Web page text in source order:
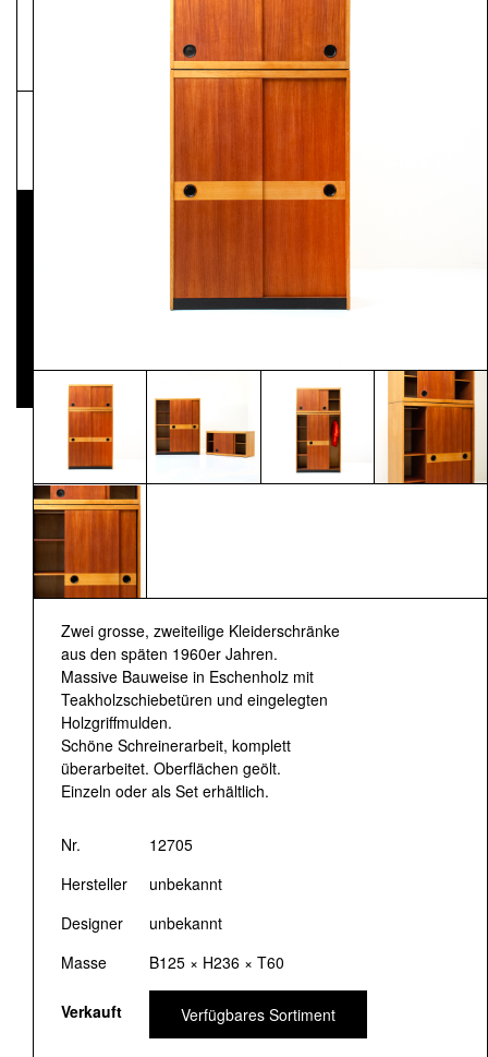
Zwei grosse, zweiteilige Kleiderschränke
aus den späten 1960er Jahren.
Massive Bauweise in Eschenholz mit
Teakholzschiebetüren und eingelegten
Holzgriffmulden.
Schöne Schreinerarbeit, komplett
überarbeitet. Oberflächen geölt.
Einzeln oder als Set erhältlich.
Nr.
12705
Hersteller
unbekannt
Designer
unbekannt
Masse
B125 × H236 × T60
Verkauft Verfügbares Sortiment
Pressematerial